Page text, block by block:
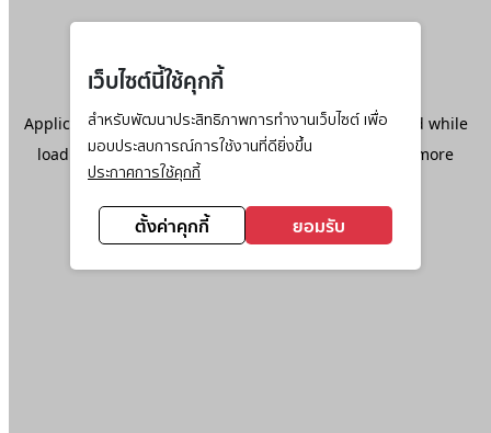
เว็บไซต์นี้ใช้คุกกี้
สำหรับพัฒนาประสิทธิภาพการทำงานเว็บไซต์ เพื่อ
มอบประสบการณ์การใช้งานที่ดียิ่งขึ้น
ประกาศการใช้คุกกี้
ตั้งค่าคุกกี้ ยอมรับ
Application error: aclient-side exception has occurred while
loadingwww.ktc.co.th(see the browser console
for more
information).